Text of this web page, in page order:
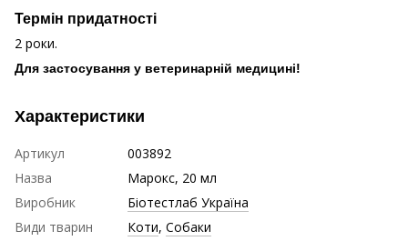
Термін придатності
2 роки.
Для застосування у ветеринарній медицині!
Характеристики
Артикул
003892
Назва
Марокс, 20 мл
Виробник
Біотестлаб Україна
Види тварин
Коти, Собаки